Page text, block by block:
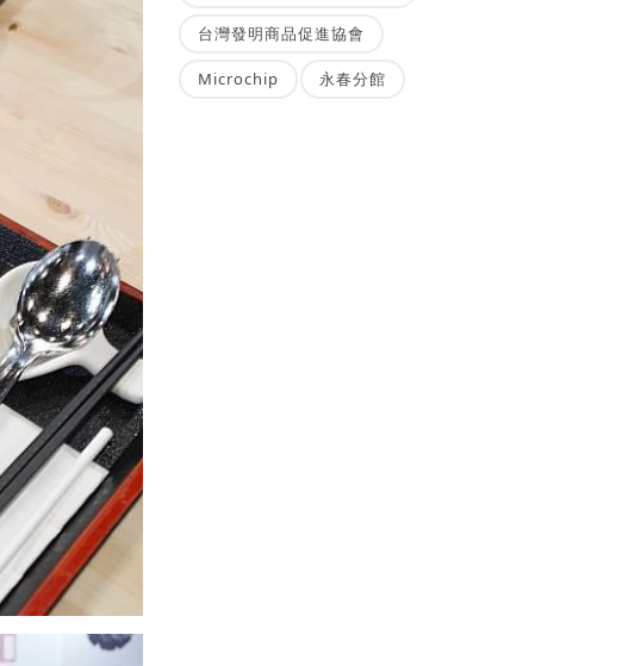
台灣發明商品促進協會
Microchip 永春分館